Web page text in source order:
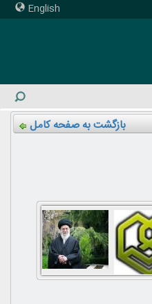
English
بازگشت به صفحه کامل